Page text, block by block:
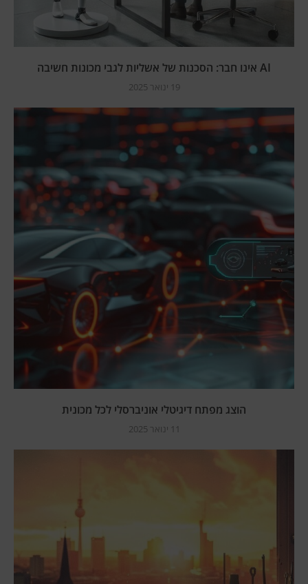
AI אינו חבר: הסכנות של אשליות לגבי מכונות חשיבה
19 ינואר 2025
הוצג מפתח דיגיטלי אוניברסלי לכל מכונית
11 ינואר 2025